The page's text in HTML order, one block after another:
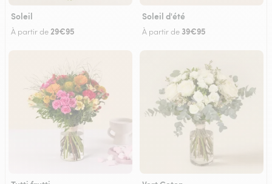
Soleil
À partir de 29€95
Soleil d'été
À partir de 39€95